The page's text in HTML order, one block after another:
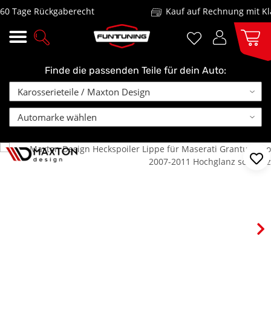
Rückgaberecht Kauf auf Rechnung mit
Finde die passenden Teile für dein Auto: